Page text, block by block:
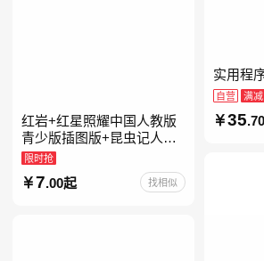
实用程
自营 满减
35.70
红岩+红星照耀中国人教版
青少版插图版+昆虫记人教
版正版原著完整版红星为什
么照耀中国八年级上册的课
外书初二课外阅读书籍人教
限时抢
7.00起 找相似